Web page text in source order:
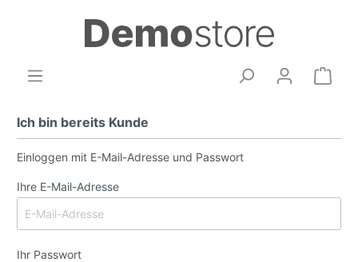
Ich bin bereits Kunde
Einloggen mit E-Mail-Adresse und Passwort
Ihre E-Mail-Adresse
Ihr Passwort